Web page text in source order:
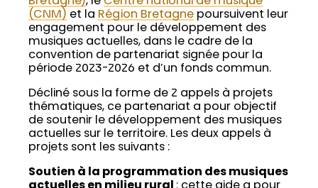
(CNM) et la Région Bretagne poursuivent leur
engagement pour le développement des
musiques actuelles, dans le cadre de la
convention de partenariat signée pour la
période 2023-2026 et d’un fonds commun.
Décliné sous la forme de 2 appels à projets
thématiques, ce partenariat a pour objectif
de soutenir le développement des musiques
actuelles sur le territoire. Les deux appels à
projets sont les suivants :
Soutien à la programmation des musiques